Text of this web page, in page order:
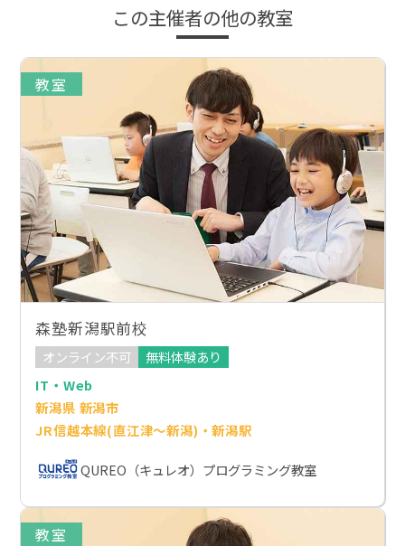
この主催者の他の教室
教室
森塾新潟駅前校
オンライン不可
無料体験あり
IT・Web
新潟県 新潟市
JR信越本線(直江津～新潟)・新潟駅
QUREO（キュレオ）プログラミング教室
教室